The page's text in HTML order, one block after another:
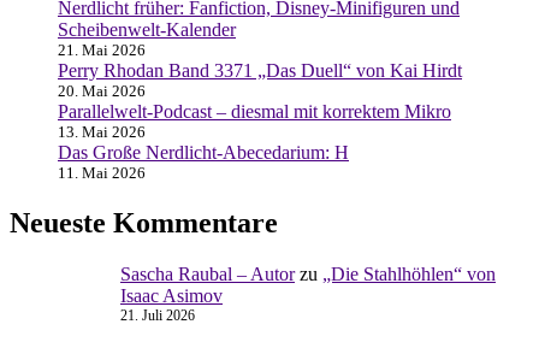
Nerdlicht früher: Fanfiction, Disney-Minifiguren und
Scheibenwelt-Kalender
21. Mai 2026
Perry Rhodan Band 3371 „Das Duell“ von Kai Hirdt
20. Mai 2026
Parallelwelt-Podcast – diesmal mit korrektem Mikro
13. Mai 2026
Das Große Nerdlicht-Abecedarium: H
11. Mai 2026
Neueste Kommentare
Sascha Raubal – Autorzu „Die Stahlhöhlen“ von
Isaac Asimov
21. Juli 2026